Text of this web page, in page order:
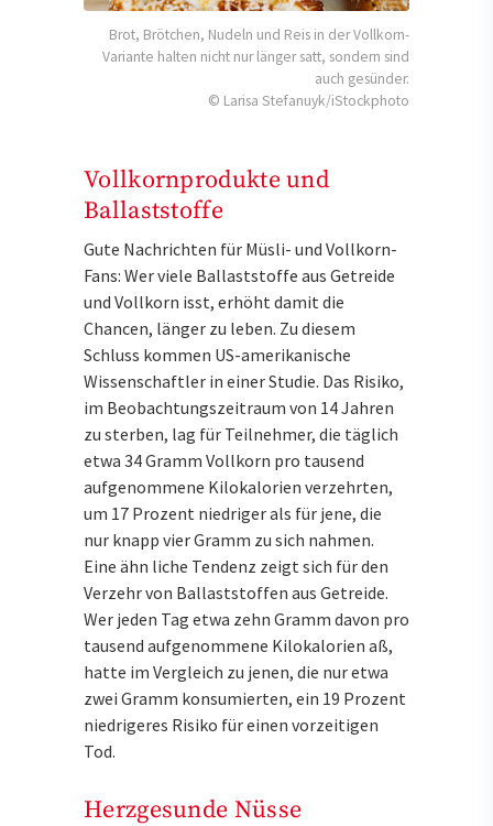
Brot, Brötchen, Nudeln und Reis in der Vollkorn-
Variante halten nicht nur länger satt, sondern sind
auch gesünder.
© Larisa Stefanuyk/iStockphoto
Vollkornprodukte und
Ballaststoffe
Gute Nachrichten für Müsli- und Vollkorn-
Fans: Wer viele Ballaststoffe aus Getreide
und Vollkorn isst, erhöht damit die
Chancen, länger zu leben. Zu diesem
Schluss kommen US-amerikanische
Wissenschaftler in einer Studie. Das Risiko,
im Beobachtungszeitraum von 14 Jahren
zu sterben, lag für Teilnehmer, die täglich
etwa 34 Gramm Vollkorn pro tausend
aufgenommene Kilokalorien verzehrten,
um 17 Prozent niedriger als für jene, die
nur knapp vier Gramm zu sich nahmen.
Eine ähn liche Tendenz zeigt sich für den
Verzehr von Ballaststoffen aus Getreide.
Wer jeden Tag etwa zehn Gramm davon pro
tausend aufgenommene Kilokalorien aß,
hatte im Vergleich zu jenen, die nur etwa
zwei Gramm konsumierten, ein 19 Prozent
niedrigeres Risiko für einen vorzeitigen
Tod.
Herzgesunde Nüsse